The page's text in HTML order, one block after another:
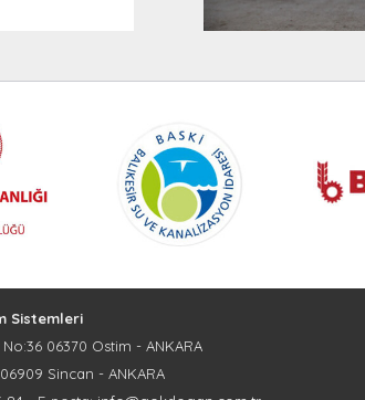
Sistemleri
06370 Ostim - ANKARA
06909 Sincan - ANKARA